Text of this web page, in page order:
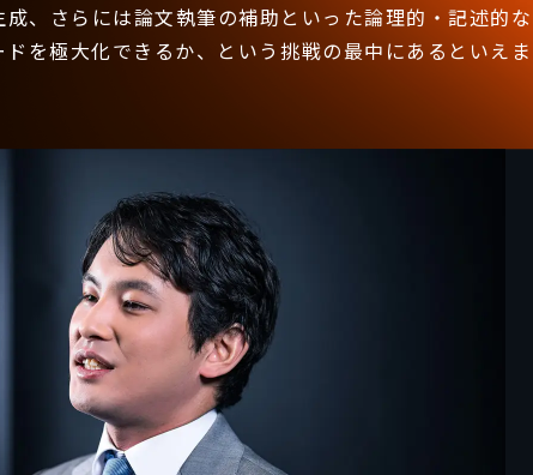
、さらには論文執筆の補助といった論理的・記述的な
を極大化できるか、という挑戦の最中にあるといえま